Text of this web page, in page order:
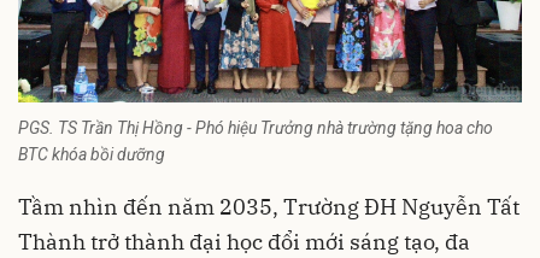
PGS. TS Trần Thị Hồng - Phó hiệu Trưởng nhà trường tặng hoa cho
BTC khóa bồi dưỡng
Tầm nhìn đến năm 2035, Trường ĐH Nguyễn Tất
Thành trở thành đại học đổi mới sáng tạo, đa